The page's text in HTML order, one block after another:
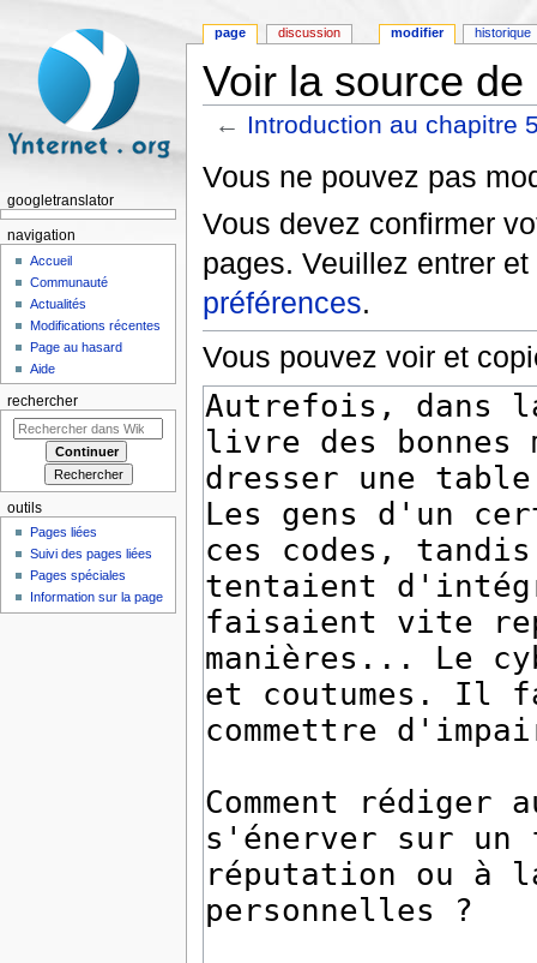
Voir la source
← Introduction au chapitre
Vous ne pouvez pas
Vous devez confirmer
pages. Veuillez entrer
préférences.
Vous pouvez voir et
page discussion modifier historique
googletranslator
navigation
Accueil
Communauté
Actualités
Modifications récentes
Page au hasard
Aide
rechercher
outils
Pages liées
Suivi des pages liées
Pages spéciales
Information sur la page